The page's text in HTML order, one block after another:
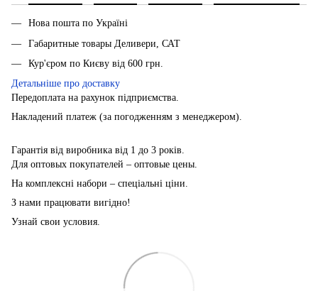
Нова пошта по Україні
Габаритные товары Деливери, САТ
Кур'єром по Києву від 600 грн.
Детальніше про доставку
Передоплата на рахунок підприємства.
Накладений платеж (за погодженням з менеджером).
Гарантія від виробника від 1 до 3 років.
Для оптовых покупателей – оптовые цены.
На комплексні набори – спеціальні ціни.
З нами працювати вигідно!
Узнай свои условия.